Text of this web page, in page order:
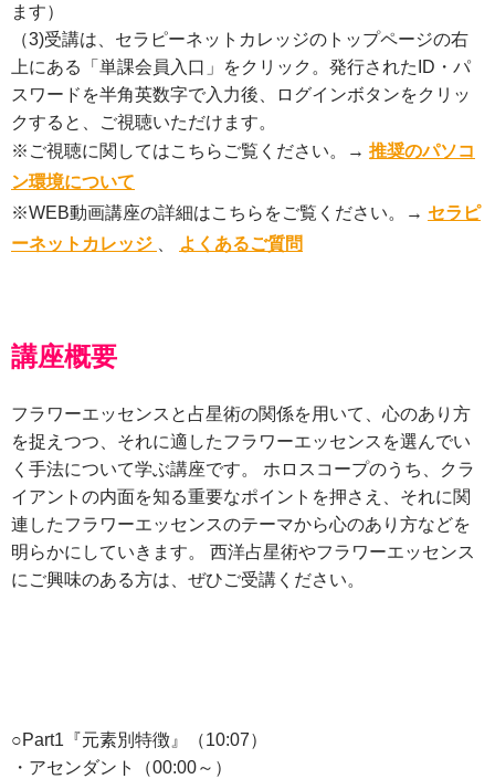
ます）
（3)受講は、セラピーネットカレッジのトップページの右
上にある「単課会員入口」をクリック。発行されたID・パ
スワードを半角英数字で入力後、ログインボタンをクリッ
クすると、ご視聴いただけます。
※ご視聴に関してはこちらご覧ください。→ 推奨のパソコ
ン環境について
※WEB動画講座の詳細はこちらをご覧ください。→ セラピ
ーネットカレッジ
よくあるご質問
講座概要
フラワーエッセンスと占星術の関係を用いて、心のあり方
を捉えつつ、それに適したフラワーエッセンスを選んでい
く手法について学ぶ講座です。 ホロスコープのうち、クラ
イアントの内面を知る重要なポイントを押さえ、それに関
連したフラワーエッセンスのテーマから心のあり方などを
明らかにしていきます。 西洋占星術やフラワーエッセンス
にご興味のある方は、ぜひご受講ください。
○Part1『元素別特徴』（10:07）
・アセンダント（00:00～）